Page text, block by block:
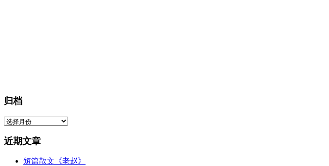
归档
归
近期文章
短篇散文《老赵》